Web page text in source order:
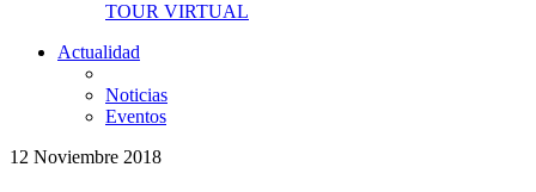
TOUR VIRTUAL
Actualidad
Noticias
Eventos
12 Noviembre 2018